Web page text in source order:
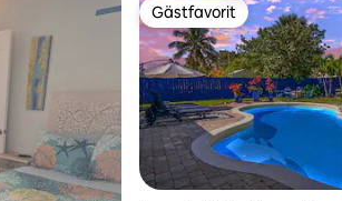
Gästfavorit
Gästfavorit